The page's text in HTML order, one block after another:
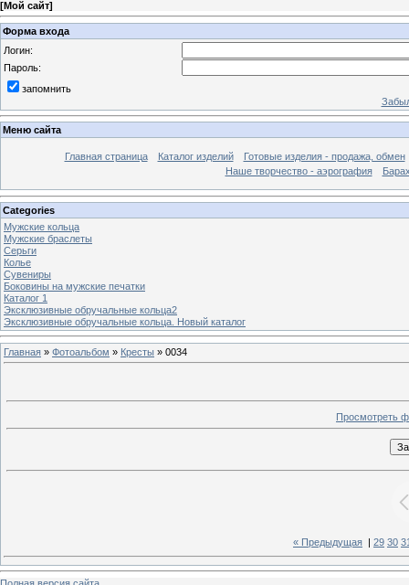
[Мой сайт]
Форма входа
Логин:
Пароль:
запомнить
Меню сайта
Главная страница Каталог изделий
Готовые изделия - продажа, обмен
Наше творчество - аэрография
Categories
Мужские кольца
Мужские браслеты
Серьги
Колье
Сувениры
Боковины на мужские печатки
Каталог 1
Эксклюзивные обручальные кольца2
Эксклюзивные обручальные кольца. Новый каталог
Главная » Фотоальбом » Кресты » 0034
Просмотреть
« Предыдущая 29 30
Полная версия сайта